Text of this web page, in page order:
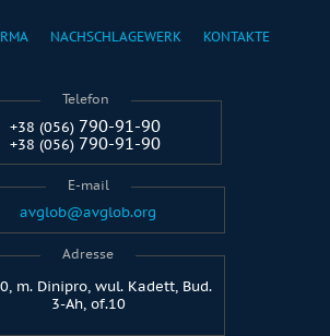
NACHSCHLAGEWERK KONTAKTE
Telefon
+38 (056) 790-91-90
+38 (056) 790-91-90
E-mail
avglob@avglob.org
Adresse
m. Dinipro, wul. Kadett, Bud.
3-Ah, of.10